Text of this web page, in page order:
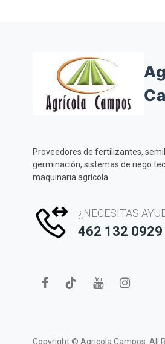
Proveedores de fertilizantes,
germinación, sistemas de riego
maquinaria agrícola.
¿NECESITAS
462 132 0929
Copyright © Agricola Campos. All